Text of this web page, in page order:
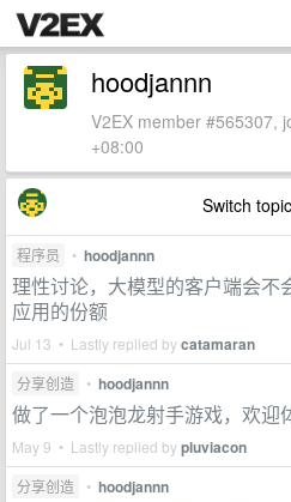
hoodjannn
V2EX member #565307,
+08:00
Switch
程序员 • hoodjannn
理性讨论，大模型的客户端会不
应用的份额
Jul 13 • Lastly replied bycatamaran
分享创造 • hoodjannn
做了一个泡泡龙射手游戏，欢迎
May 9 • Lastly replied bypluviacon
分享创造 • hoodjannn